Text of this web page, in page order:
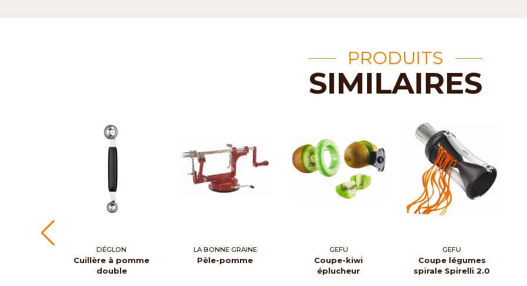
PRODUITS
SIMILAIRES
DÉGLON
Cuillère à pomme
double
LA BONNE GRAINE
Pèle-pomme
GEFU
Coupe-kiwi
éplucheur
GEFU
Coupe légumes
spirale Spirelli 2.0